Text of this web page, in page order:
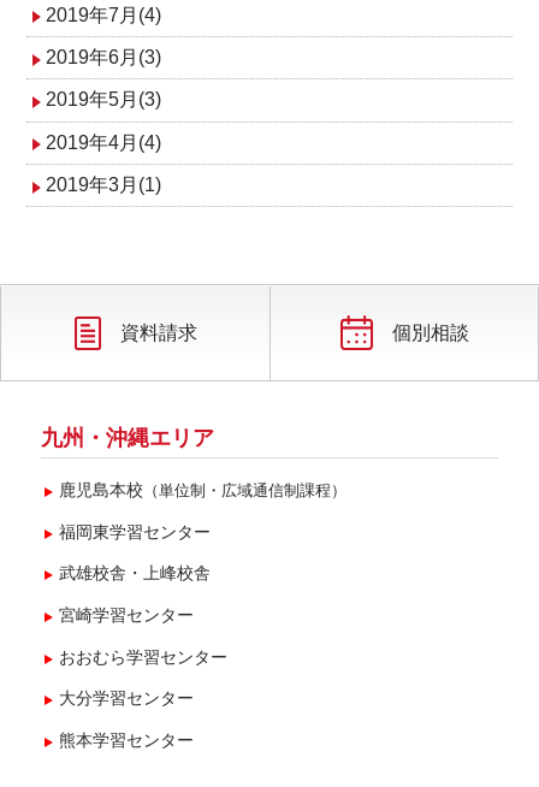
2019年7月(4)
2019年6月(3)
2019年5月(3)
2019年4月(4)
2019年3月(1)
資料請求 個別相談
九州・沖縄エリア
鹿児島本校 （単位制・広域通信制課程）
福岡東学習センター
武雄校舎・上峰校舎
宮崎学習センター
おおむら学習センター
大分学習センター
熊本学習センター